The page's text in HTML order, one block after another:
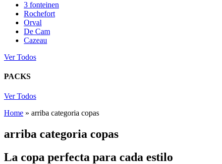
3 fonteinen
Rochefort
Orval
De Cam
Cazeau
Ver Todos
PACKS
Ver Todos
Home » arriba categoria copas
arriba categoria copas
La copa perfecta para cada estilo